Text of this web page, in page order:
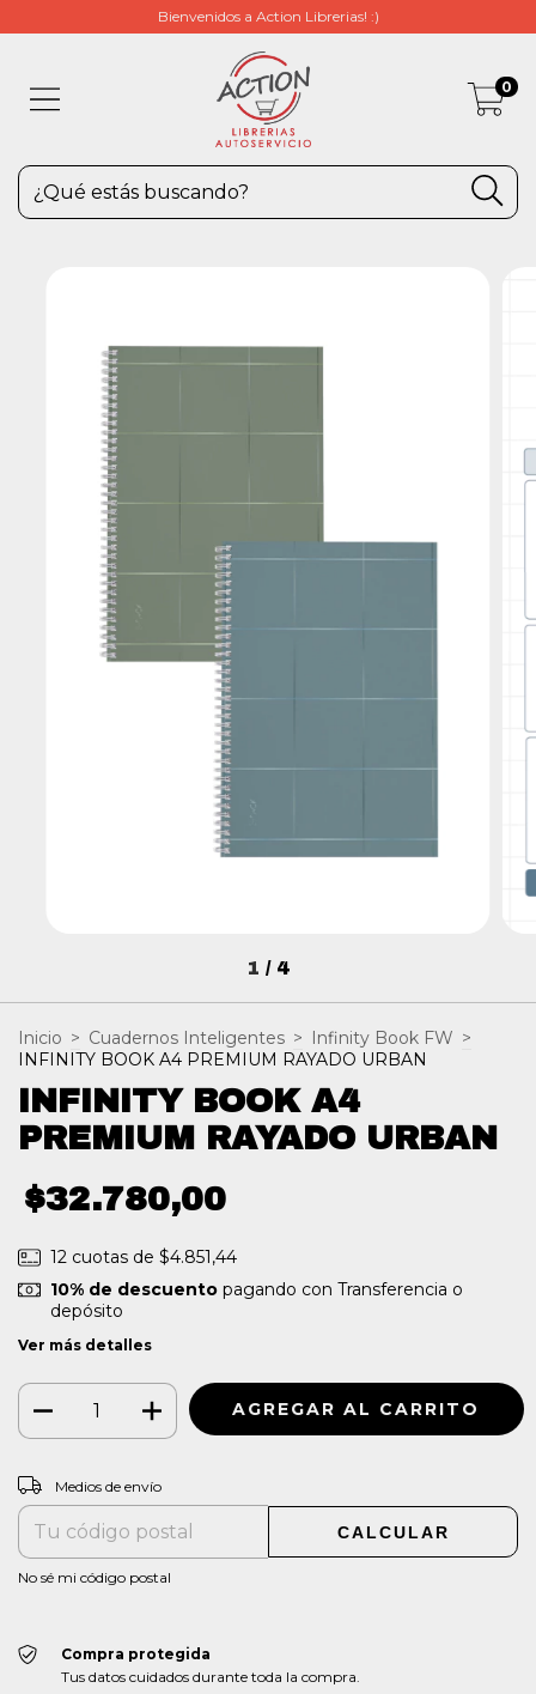
Bienvenidos a Action Librerias! :)
0
1 / 4
Inicio > Cuadernos Inteligentes > Infinity Book FW >
INFINITY BOOK A4 PREMIUM RAYADO URBAN
INFINITY BOOK A4
PREMIUM RAYADO URBAN
$32.780,00
12 cuotas de $4.851,44
10% de descuentopagando con Transferencia o
depósito
Ver más detalles
Entregas para el CP:
Medios de envío
CALCULAR
No sé mi código postal
Compra protegida
Tus datos cuidados durante toda la compra.